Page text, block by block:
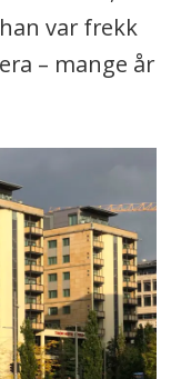
var frekk
– mange år